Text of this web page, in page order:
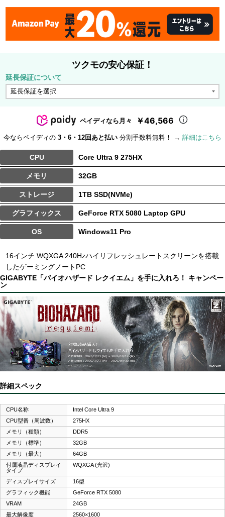
ツクモの安心保証！
延長保証について
ペイディなら月々 ￥46,566
今ならペイディの 3・6・12回あと払い 分割手数料無料！ → 詳細はこちら
CPU Core Ultra 9 275HX
メモリ 32GB
ストレージ 1TB SSD(NVMe)
グラフィックス GeForce RTX 5080 Laptop GPU
OS Windows11 Pro
16インチ WQXGA 240Hzハイリフレッシュレートスクリーンを搭載
したゲーミングノートPC
GIGABYTE「バイオハザード レクイエム」を手に入れろ！ キャンペー
ン
詳細スペック
CPU名称
Intel Core Ultra 9
CPU型番（周波数）
275HX
メモリ（種類）
DDR5
メモリ（標準）
32GB
メモリ（最大）
64GB
付属液晶ディスプレイ
タイプ
WQXGA (光沢)
ディスプレイサイズ
16型
グラフィック機能
GeForce RTX 5080
VRAM
24GB
最大解像度
2560×1600